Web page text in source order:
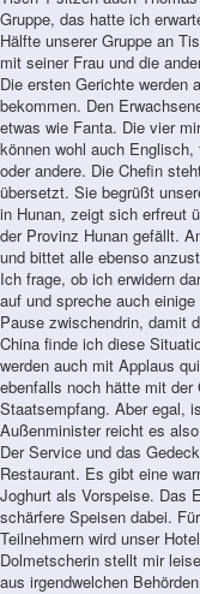
Gruppe, das hatte ich
Hälfte unserer Gruppe an
mit seiner Frau und die
Die ersten Gerichte werden
bekommen. Den
etwas wie Fanta. Die vier
können wohl auch
oder andere. Die Chefin
übersetzt. Sie begrüßt
in Hunan, zeigt sich erfreut
der Provinz Hunan gefällt.
und bittet alle ebenso
Ich frage, ob ich erwidern
auf und spreche auch
Pause zwischendrin, damit
China finde ich diese
werden auch mit Applaus
ebenfalls noch hätte mit
Staatsempfang. Aber egal,
Außenminister reicht es
Der Service und das
Restaurant. Es gibt eine
Joghurt als Vorspeise. Das
schärfere Speisen dabei.
Teilnehmern wird unser
Dolmetscherin stellt mir
aus irgendwelchen